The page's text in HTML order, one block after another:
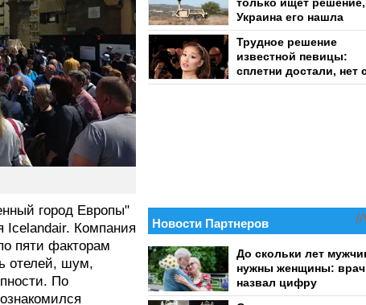
город Европы"
Icelandair. Компания
пяти факторам
отелей, шум,
По
Украина его нашла
Трудное решение
известной певицы:
сплетни достали, нет